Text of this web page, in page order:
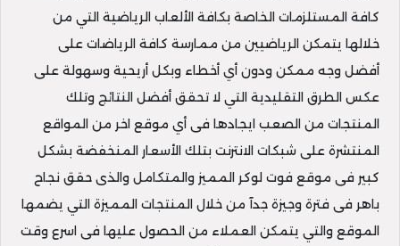
كافة المستلزمات الخاصة بكافة الألعاب الرياضية التي من
خلالها يتمكن الرياضيين من ممارسة كافة الرياضات على
أفضل وجه ممكن ودون أي أخطاء وبكل أريحية وسهولة على
عكس الطرق التقليدية التي لا تحقق أفضل النتائج وتلك
المنتجات من الصعب ايجادها فى أي موقع اخر من المواقع
المنتشرة على شبكات الانترنت بتلك الأسعار المنخفضة بشكل
كبير فى موقع فوت لوكر المميز والمتكامل والذى حقق نجاح
باهر فى فترة وجيزة جدآ من خلال المنتجات المميزة التي يضمها
الموقع والتي يتمكن العملاء من الحصول عليها فى اسرع وقت